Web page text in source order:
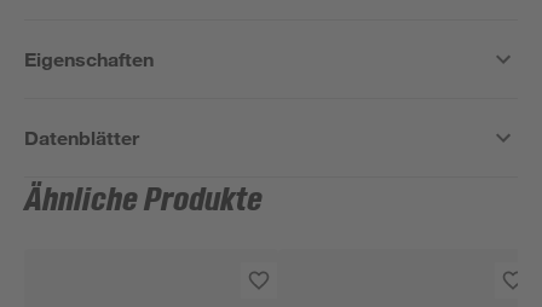
Eigenschaften
Datenblätter
Ähnliche Produkte